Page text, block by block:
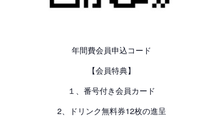
年間費会員申込コード
【会員特典】
１、番号付き会員カード
2、ドリンク無料券12枚の進呈